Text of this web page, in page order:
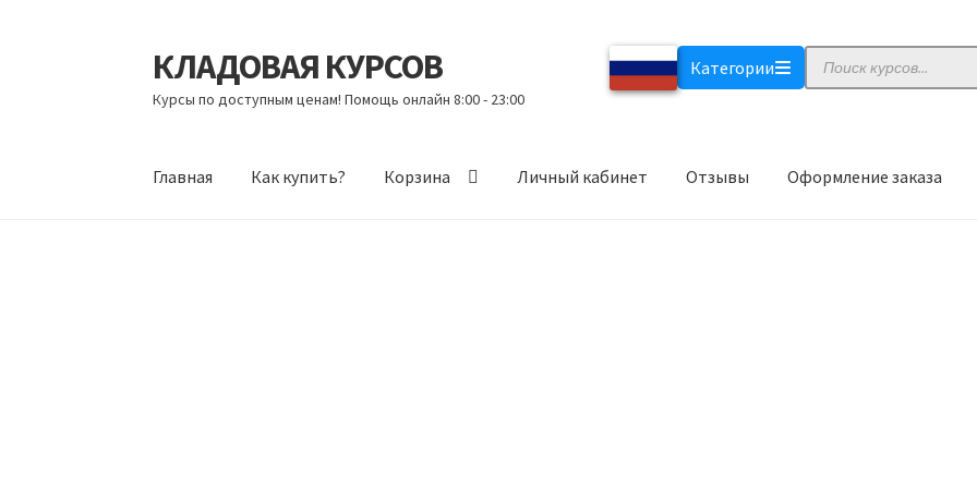
Перейти
к
навигации
Перейти
к
содержимому
КЛАДОВАЯ КУРСОВ
Курсы по доступным ценам! Помощь онлайн 8:00 - 23:00
Категории
Поиск
товаров
Главная Как купить? Корзина Личный кабинет Отзывы Оформление заказа